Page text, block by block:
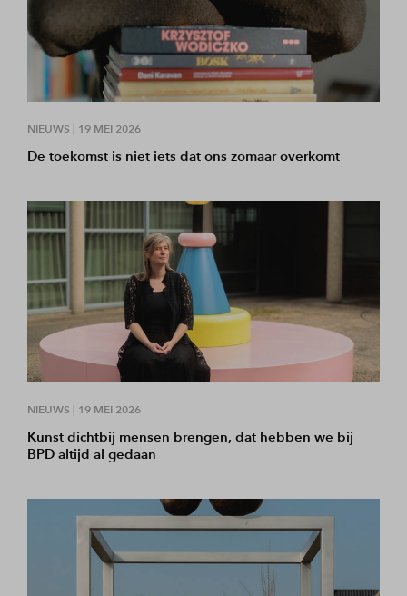
NIEUWS | 19 MEI 2026
De toekomst is niet iets dat ons zomaar overkomt
NIEUWS | 19 MEI 2026
Kunst dichtbij mensen brengen, dat hebben we bij
BPD altijd al gedaan